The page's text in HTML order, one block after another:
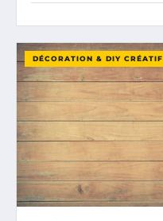
DÉCORATION & DIY CRÉATIF